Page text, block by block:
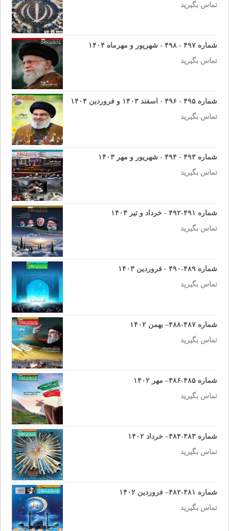
تماس بگیرید
شماره ۴۹۷ - ۴۹۸ - شهریور و مهرماه ۱۴۰۴
تماس بگیرید
شماره ۴۹۵ - ۴۹۶ - اسفند ۱۴۰۳ و فروردین ۱۴۰۴
تماس بگیرید
شماره ۴۹۳ - ۴۹۴ - شهریور و مهر ۱۴۰۳
تماس بگیرید
شماره ۴۹۱-۴۹۲ - خرداد و تیر ۱۴۰۳
تماس بگیرید
شماره ۴۸۹-۴۹۰ - فروردین ۱۴۰۳
تماس بگیرید
شماره ۴۸۷-۴۸۸– بهمن ۱۴۰۲
تماس بگیرید
شماره ۴۸۵-۴۸۶– مهر ۱۴۰۲
تماس بگیرید
شماره ۴۸۳-۴۸۴– خرداد ۱۴۰۲
تماس بگیرید
شماره ۴۸۱-۴۸۲– فروردین ۱۴۰۲
تماس بگیرید